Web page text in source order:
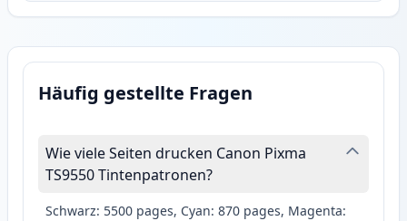
Häufig gestellte Fragen
Wie viele Seiten drucken Canon Pixma
TS9550 Tintenpatronen?
Schwarz: 5500 pages, Cyan: 870 pages, Magenta: